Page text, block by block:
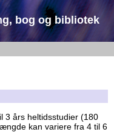
bog og bibliotek
3 års heltidsstudier (180
kan variere fra 4 til 6